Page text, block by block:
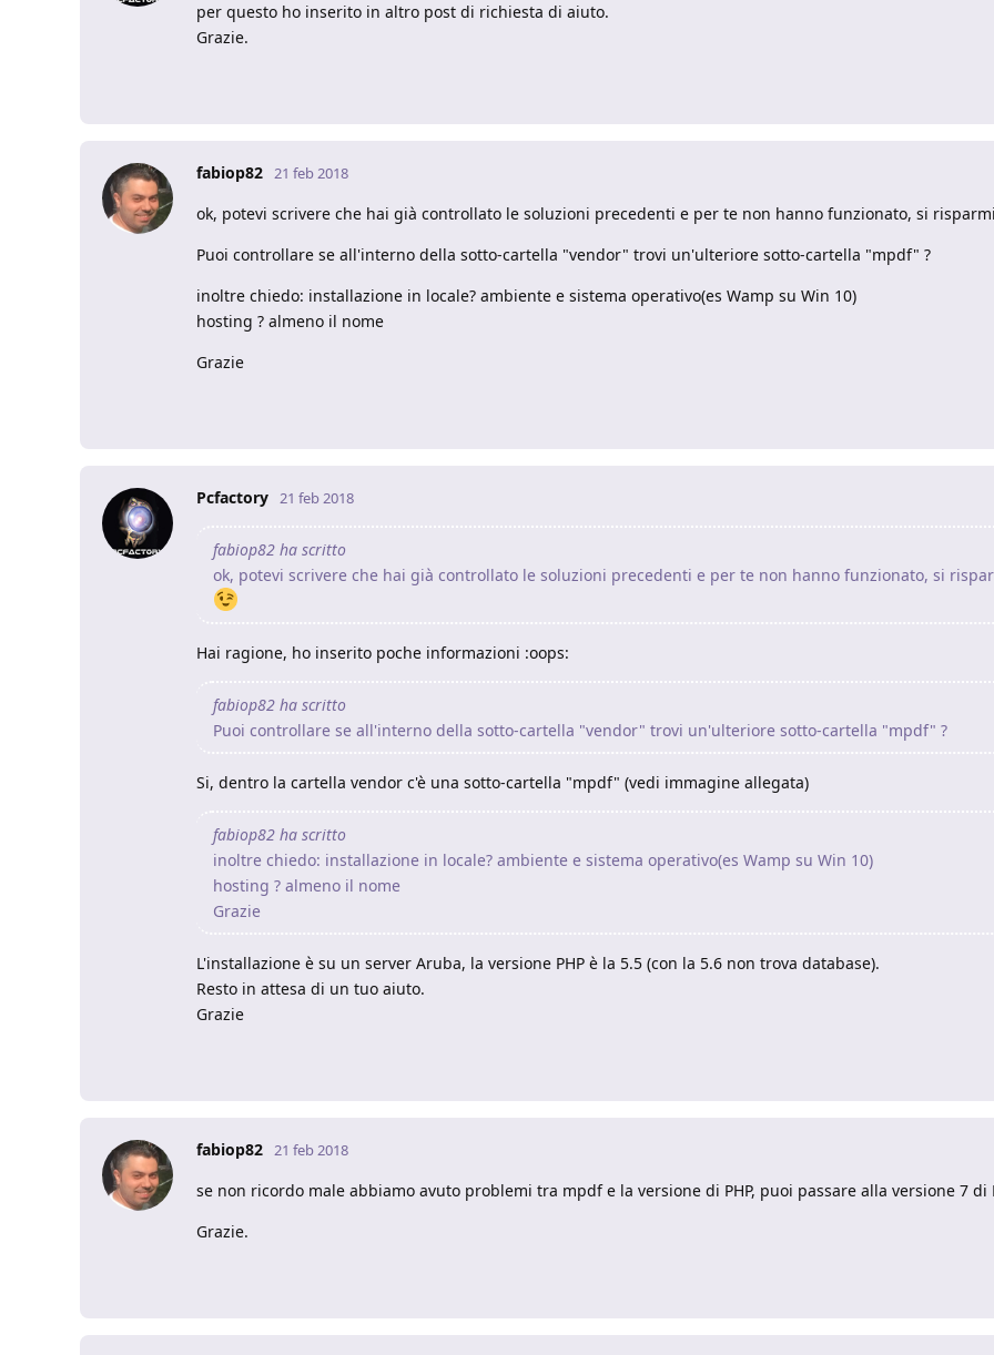
per questo ho inserito in altro post di richiesta di aiuto.
Grazie.
fabiop82 21 feb 2018
ok, potevi scrivere che hai già controllato le soluzioni precedenti e per te non hanno funzionato, si
Puoi controllare se all'interno della sotto-cartella "vendor" trovi un'ulteriore sotto-cartella "mpdf" ?
inoltre chiedo: installazione in locale? ambiente e sistema operativo(es Wamp su Win 10)
hosting ? almeno il nome
Grazie
Pcfactory 21 feb 2018
fabiop82 ha scritto
ok, potevi scrivere che hai già controllato le soluzioni precedenti e per te non hanno funzionato, si
Hai ragione, ho inserito poche informazioni :oops:
fabiop82 ha scritto
Puoi controllare se all'interno della sotto-cartella "vendor" trovi un'ulteriore sotto-cartella "mpdf" ?
Si, dentro la cartella vendor c'è una sotto-cartella "mpdf" (vedi immagine allegata)
fabiop82 ha scritto
inoltre chiedo: installazione in locale? ambiente e sistema operativo(es Wamp su Win 10)
hosting ? almeno il nome
Grazie
L'installazione è su un server Aruba, la versione PHP è la 5.5 (con la 5.6 non trova database).
Resto in attesa di un tuo aiuto.
Grazie
fabiop82 21 feb 2018
se non ricordo male abbiamo avuto problemi tra mpdf e la versione di PHP, puoi passare alla versione 7 di
Grazie.